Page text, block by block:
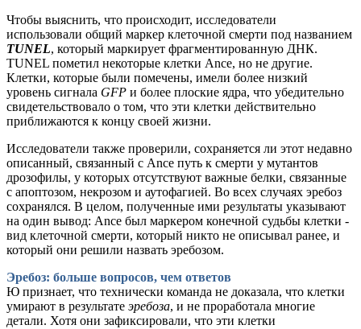
Чтобы выяснить, что происходит, исследователи
использовали общий маркер клеточной смерти под названием
TUNEL, который маркирует фрагментированную ДНК.
TUNEL пометил некоторые клетки Ance, но не другие.
Клетки, которые были помечены, имели более низкий
уровень сигнала GFP и более плоские ядра, что убедительно
свидетельствовало о том, что эти клетки действительно
приближаются к концу своей жизни.
Исследователи также проверили, сохраняется ли этот недавно
описанный, связанный с Ance путь к смерти у мутантов
дрозофилы, у которых отсутствуют важные белки, связанные
с апоптозом, некрозом и аутофагией. Во всех случаях эребоз
сохранялся. В целом, полученные ими результаты указывают
на один вывод: Ance был маркером конечной судьбы клетки -
вид клеточной смерти, который никто не описывал ранее, и
который они решили назвать эребозом.
Эребоз: больше вопросов, чем ответов
Ю признает, что технически команда не доказала, что клетки
умирают в результате эребоза, и не проработала многие
детали. Хотя они зафиксировали, что эти клетки